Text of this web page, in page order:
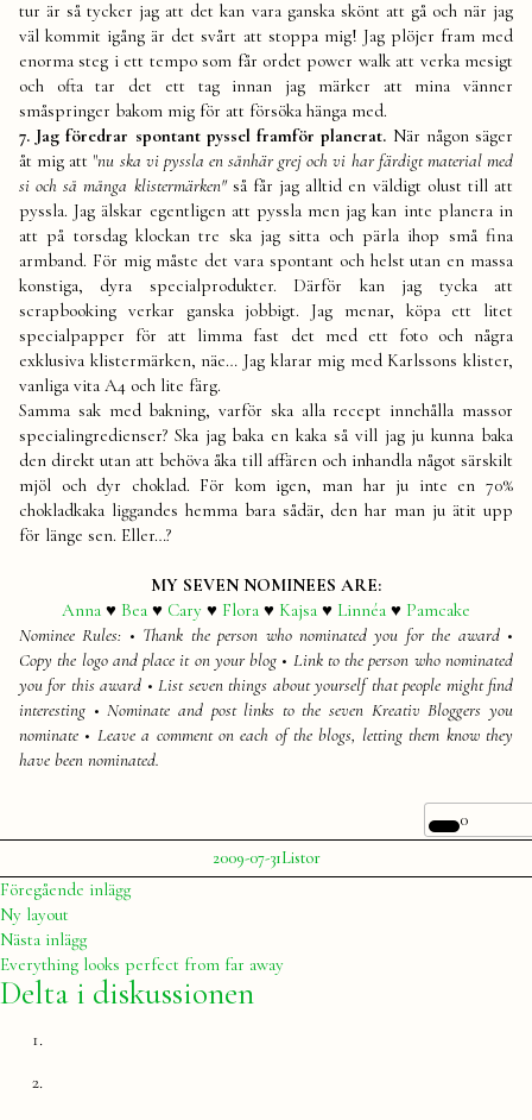
tur är så tycker jag att det kan vara ganska skönt att gå och när jag
väl kommit igång är det svårt att stoppa mig! Jag plöjer fram med
enorma steg i ett tempo som får ordet power walk att verka mesigt
och ofta tar det ett tag innan jag märker att mina vänner
småspringer bakom mig för att försöka hänga med.
7. Jag föredrar spontant pyssel framför planerat. När någon säger
åt mig att "nu ska vi pyssla en sånhär grej och vi har färdigt material med
si och så många klistermärken"så får jag alltid en väldigt olust till att
pyssla. Jag älskar egentligen att pyssla men jag kan inte planera in
att på torsdag klockan tre ska jag sitta och pärla ihop små fina
armband. För mig måste det vara spontant och helst utan en massa
konstiga, dyra specialprodukter. Därför kan jag tycka att
scrapbooking verkar ganska jobbigt. Jag menar, köpa ett litet
specialpapper för att limma fast det med ett foto och några
exklusiva klistermärken, näe… Jag klarar mig med Karlssons klister,
vanliga vita A4 och lite färg.
Samma sak med bakning, varför ska alla recept innehålla massor
specialingredienser? Ska jag baka en kaka så vill jag ju kunna baka
den direkt utan att behöva åka till affären och inhandla något särskilt
mjöl och dyr choklad. För kom igen, man har ju inte en 70%
chokladkaka liggandes hemma bara sådär, den har man ju ätit upp
för länge sen. Eller…?
MY SEVEN NOMINEES ARE:
Anna ♥ Bea ♥ Cary ♥ Flora ♥ Kajsa ♥ Linnéa ♥ Pamcake
Nominee Rules: • Thank the person who nominated you for the award •
Copy the logo and place it on your blog • Link to the person who nominated
you for this award • List seven things about yourself that people might find
interesting • Nominate and post links to the seven Kreativ Bloggers you
nominate • Leave a comment on each of the blogs, letting them know they
have been nominated.
0
Publicerat
av
Julia
2009-07-31Publicerat
i
Listor
Inläggsnavigering
Föregående inläggFöregående
Ny layout
Nästa inläggNästa
inlägg:
Everything looks perfect from far away
Delta i diskussionen